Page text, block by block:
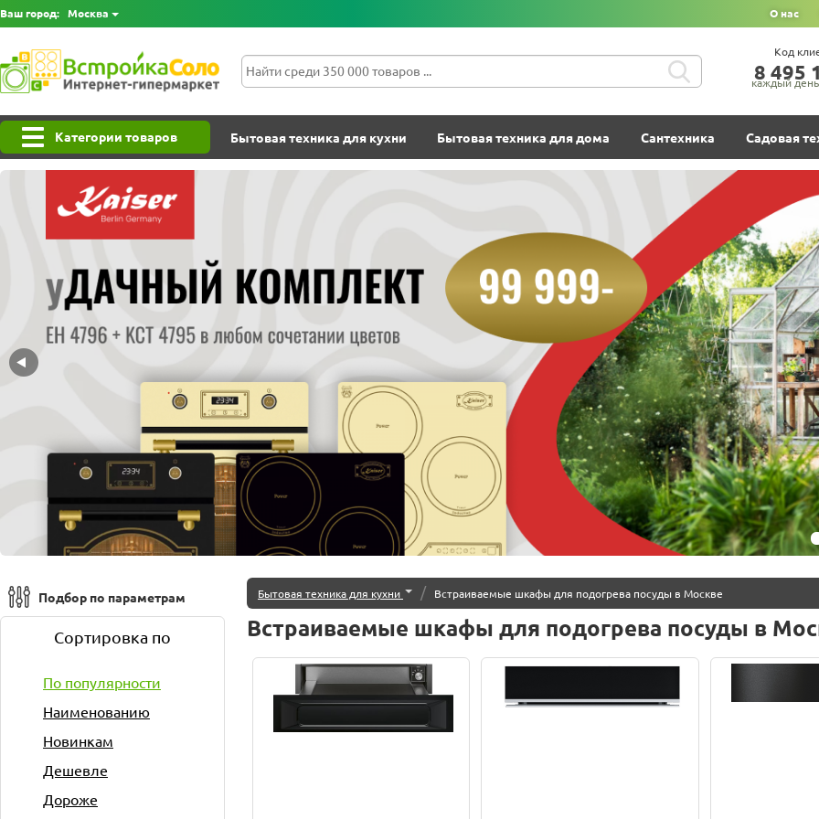
Ваш город: Москва О нас
8‍ 4‍9‍5‍
каждый
Код
Категории товаров Бытовая техника для кухни Бытовая техника для дома Сантехника Садовая
Подбор по параметрам
Сортировка по
По популярности
Наименованию
Новинкам
Дешевле
Дороже
Бытовая техника для кухни / Встраиваемые шкафы для подогрева посуды в Москве
Встраиваемые шкафы для подогрева посуды в